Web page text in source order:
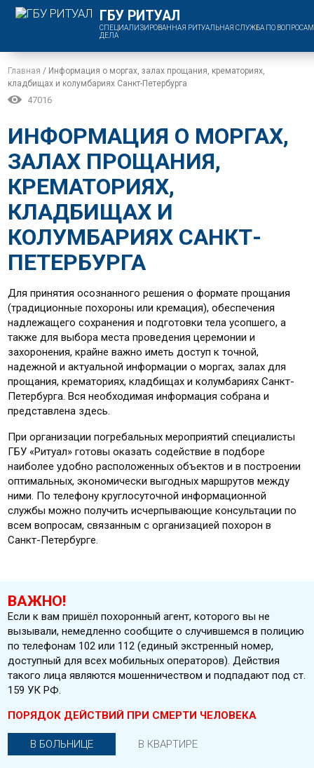
ГБУ РИТУАЛ
СПЕЦИАЛИЗИРОВАННАЯ РИТУАЛЬНАЯ СЛУЖБА ПО
ДЕЛА
Главная / Информация о моргах, залах прощания, крематориях,
кладбищах и колумбариях Санкт-Петербурга
47016
ИНФОРМАЦИЯ О МОРГАХ,
ЗАЛАХ ПРОЩАНИЯ,
КРЕМАТОРИЯХ,
КЛАДБИЩАХ И
КОЛУМБАРИЯХ САНКТ-
ПЕТЕРБУРГА
Для принятия осознанного решения о формате прощания
(традиционные похороны или кремация), обеспечения
надлежащего сохранения и подготовки тела усопшего, а
также для выбора места проведения церемонии и
захоронения, крайне важно иметь доступ к точной,
надежной и актуальной информации о моргах, залах для
прощания, крематориях, кладбищах и колумбариях Санкт-
Петербурга. Вся необходимая информация собрана и
представлена здесь.
При организации погребальных мероприятий специалисты
ГБУ «Ритуал» готовы оказать содействие в подборе
наиболее удобно расположенных объектов и в построении
оптимальных, экономически выгодных маршрутов между
ними. По телефону круглосуточной информационной
службы можно получить исчерпывающие консультации по
всем вопросам, связанным с организацией похорон в
Санкт-Петербурге.
ВАЖНО!
Если к вам пришёл похоронный агент, которого вы не
вызывали, немедленно сообщите о случившемся в полицию
по телефонам 102 или 112 (единый экстренный номер,
доступный для всех мобильных операторов). Действия
такого лица являются мошенничеством и подпадают под ст.
159 УК РФ.
ПОРЯДОК ДЕЙСТВИЙ ПРИ СМЕРТИ ЧЕЛОВЕКА
В БОЛЬНИЦЕ В КВАРТИРЕ